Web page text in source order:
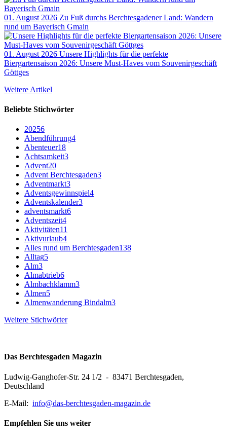
01. August 2026 Zu Fuß durchs Berchtesgadener Land: Wandern
rund um Bayerisch Gmain
01. August 2026 Unsere Highlights für die perfekte
Biergartensaison 2026: Unsere Must-Haves vom Souvenirgeschäft
Göttges
Weitere Artikel
Beliebte Stichwörter
20256
Abendführung4
Abenteuer18
Achtsamkeit3
Advent20
Advent Berchtesgaden3
Adventmarkt3
Adventsgewinnspiel4
Adventskalender3
adventsmarkt6
Adventszeit4
Aktivitäten11
Aktivurlaub4
Alles rund um Berchtesgaden138
Alltag5
Alm3
Almabtrieb6
Almbachklamm3
Almen5
Almenwanderung Bindalm3
Weitere Stichwörter
Das Berchtesgaden Magazin
Ludwig-Ganghofer-Str. 24 1/2 - 83471 Berchtesgaden,
Deutschland
E-Mail: info@das-berchtesgaden-magazin.de
Empfehlen Sie uns weiter